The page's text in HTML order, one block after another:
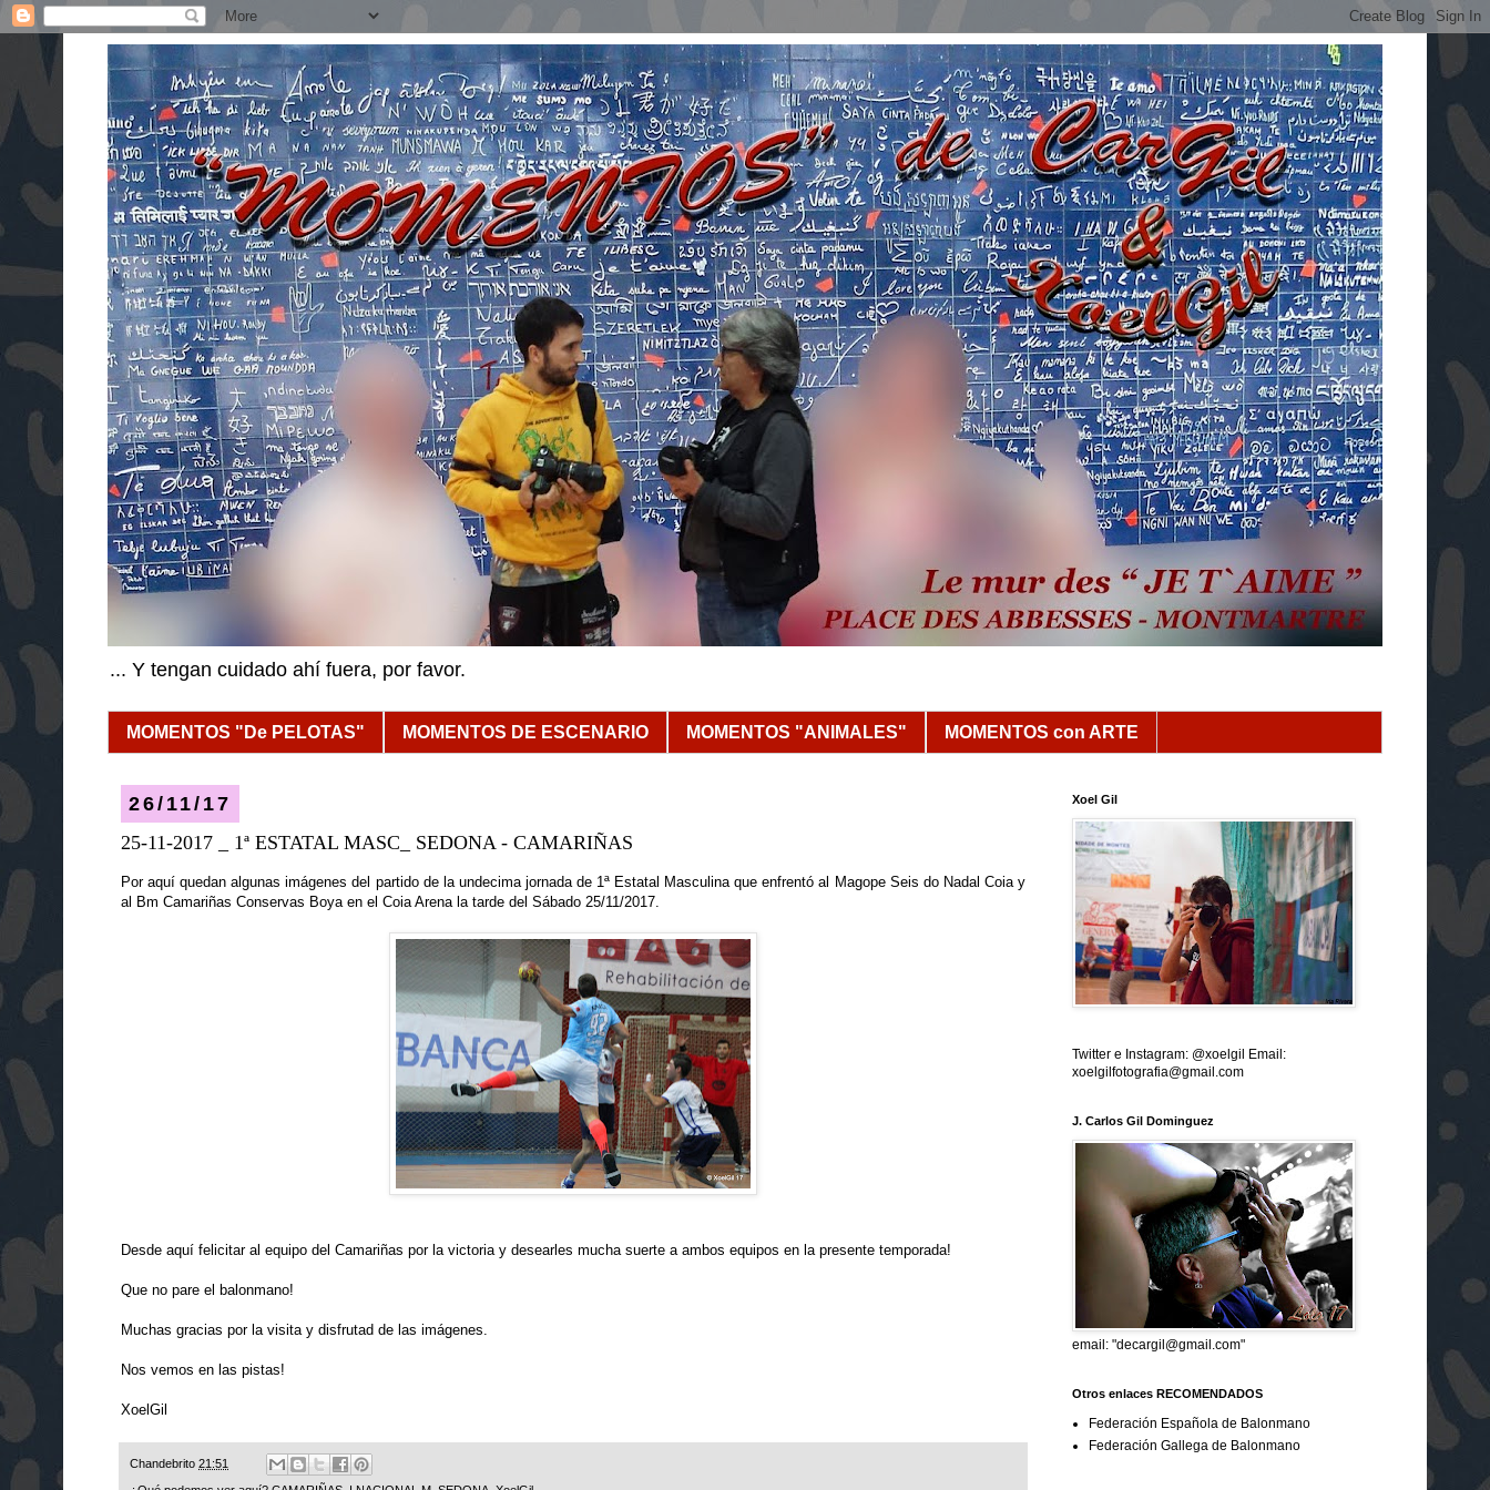
... Y tengan cuidado ahí fuera, por favor.
MOMENTOS "De PELOTAS" MOMENTOS DE ESCENARIO MOMENTOS "ANIMALES" MOMENTOS con ARTE
26/11/17
25-11-2017 _ 1ª ESTATAL MASC_ SEDONA - CAMARIÑAS
Por aquí quedan algunas imágenes del partido de la undecima jornada de 1ª Estatal Masculina que enfrentó al Magope Seis do Nadal Coia y
al Bm Camariñas Conservas Boya en el Coia Arena la tarde del Sábado 25/11/2017.
Desde aquí felicitar al equipo del Camariñas por la victoria y desearles mucha suerte a ambos equipos en la presente temporada!
Que no pare el balonmano!
Muchas gracias por la visita y disfrutad de las imágenes.
Nos vemos en las pistas!
XoelGil
Chandebrito 21:51
Xoel Gil
Twitter e Instagram: @xoelgil Email:
xoelgilfotografia@gmail.com
J. Carlos Gil Dominguez
email: "decargil@gmail.com"
Otros enlaces RECOMENDADOS
Federación Española de Balonmano
Federación Gallega de Balonmano